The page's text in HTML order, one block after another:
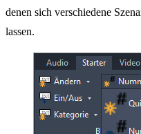
denen sich verschiedene
lassen.